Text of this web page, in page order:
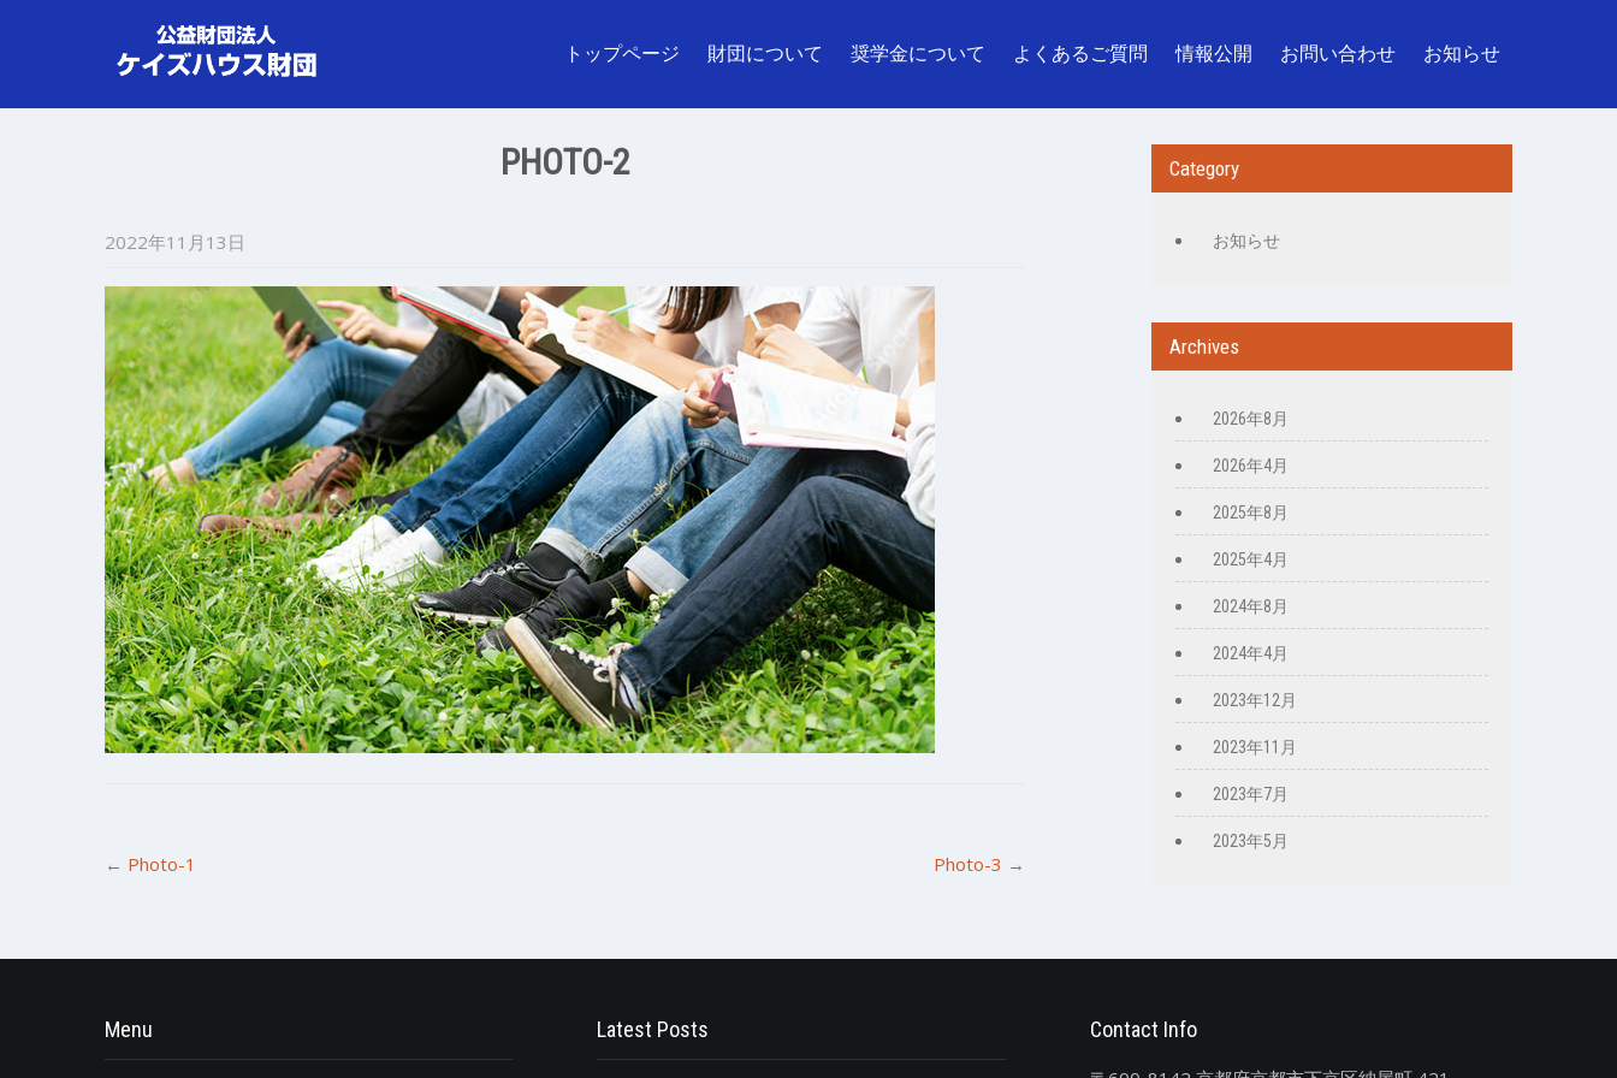
トップページ 財団について 奨学金について よくあるご質問 情報公開 お問い合わせ お知らせ
PHOTO-2
2022年11月13日
Post
navigation
← Photo-1 Photo-3 →
Category
お知らせ
Archives
2026年8月
2026年4月
2025年8月
2025年4月
2024年8月
2024年4月
2023年12月
2023年11月
2023年7月
2023年5月
Menu Latest Posts Contact Info